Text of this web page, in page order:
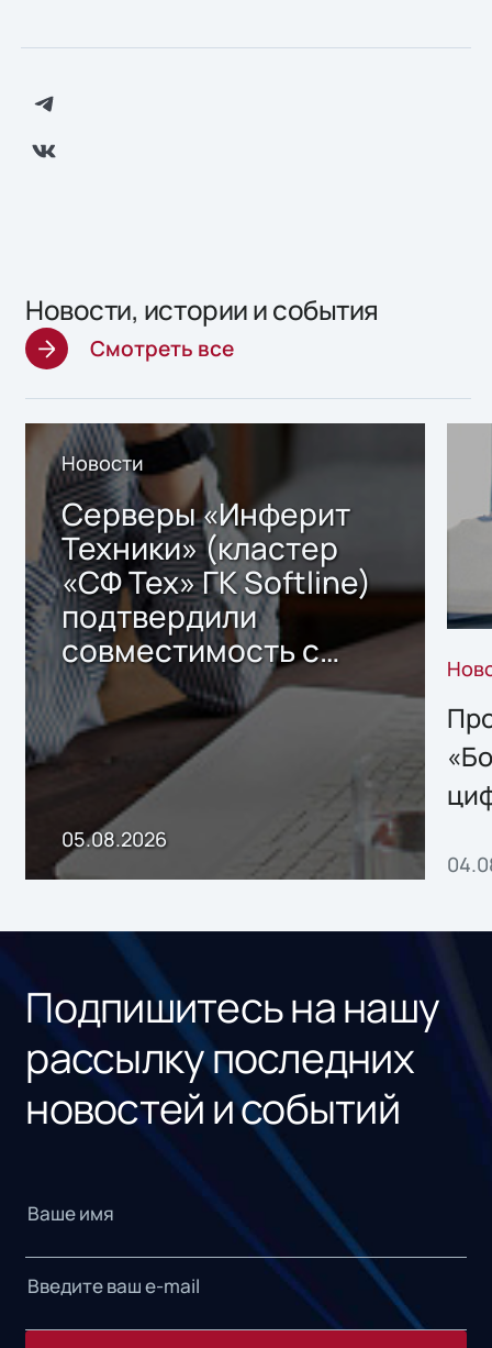
Новости, истории и события
Смотреть все
Новости
Серверы «Инферит
Техники» (кластер
«СФ Тех» ГК Softline)
подтвердили
совместимость с
решением Sharx
Storage 2.x для
хранения данных
05.08.2026
Подпишитесь на нашу
рассылку последних
новостей и событий